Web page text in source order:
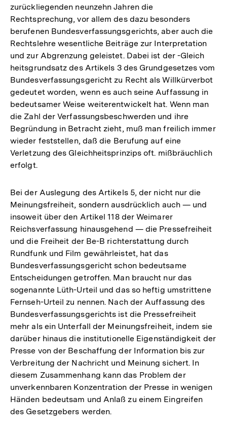
zurückliegenden neunzehn Jahren die
Rechtsprechung, vor allem des dazu besonders
berufenen Bundesverfassungsgerichts, aber auch die
Rechtslehre wesentliche Beiträge zur Interpretation
und zur Abgrenzung geleistet. Dabei ist der -Gleich
heitsgrundsatz des Artikels 3 des Grundgesetzes vom
Bundesverfassungsgericht zu Recht als Willkürverbot
gedeutet worden, wenn es auch seine Auffassung in
bedeutsamer Weise weiterentwickelt hat. Wenn man
die Zahl der Verfassungsbeschwerden und ihre
Begründung in Betracht zieht, muß man freilich immer
wieder feststellen, daß die Berufung auf eine
Verletzung des Gleichheitsprinzips oft. mißbräuchlich
erfolgt.
Bei der Auslegung des Artikels 5, der nicht nur die
Meinungsfreiheit, sondern ausdrücklich auch — und
insoweit über den Artikel 118 der Weimarer
Reichsverfassung hinausgehend — die Pressefreiheit
und die Freiheit der Be-B richterstattung durch
Rundfunk und Film gewährleistet, hat das
Bundesverfassungsgericht schon bedeutsame
Entscheidungen getroffen. Man braucht nur das
sogenannte Lüth-Urteil und das so heftig umstrittene
Fernseh-Urteil zu nennen. Nach der Auffassung des
Bundesverfassungsgerichts ist die Pressefreiheit
mehr als ein Unterfall der Meinungsfreiheit, indem sie
darüber hinaus die institutionelle Eigenständigkeit der
Presse von der Beschaffung der Information bis zur
Verbreitung der Nachricht und Meinung sichert. In
diesem Zusammenhang kann das Problem der
unverkennbaren Konzentration der Presse in wenigen
Händen bedeutsam und Anlaß zu einem Eingreifen
des Gesetzgebers werden.